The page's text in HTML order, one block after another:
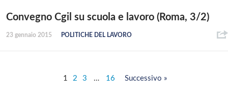
Convegno Cgil su scuola e lavoro (Roma, 3/2)
23 gennaio 2015 POLITICHE DEL LAVORO
1 2 3 … 16 Successivo »